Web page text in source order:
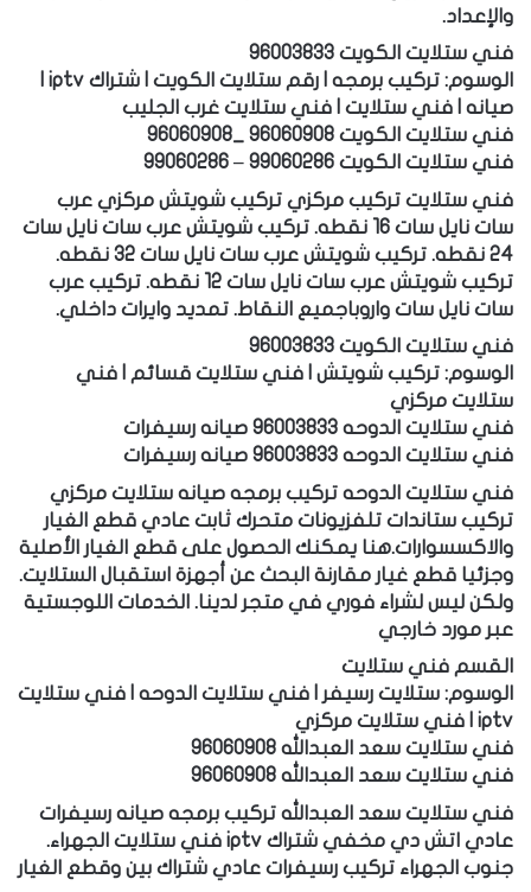
والإعداد.
فني ستلايت الكويت 96003833
صيانه | فني ستلايت | فني ستلايت غرب الجليب
فني ستلايت الكويت 96060908 _96060908
فني ستلايت الكويت 99060286 – 99060286
فني ستلايت تركيب مركزي تركيب شويتش مركزي عرب
سات نايل سات 16 نقطه. تركيب شويتش عرب سات نايل سات
24 نقطه. تركيب شويتش عرب سات نايل سات 32 نقطه.
تركيب شويتش عرب سات نايل سات 12 نقطه. تركيب عرب
سات نايل سات واروباجميع النقاط. تمديد وايرات داخلي.
فني ستلايت الكويت 96003833
الوسوم: تركيب شويتش | فني ستلايت قسائم | فني
ستلايت مركزي
فني ستلايت الدوحه 96003833 صيانه رسيفرات
فني ستلايت الدوحه 96003833 صيانه رسيفرات
فني ستلايت الدوحه تركيب برمجه صيانه ستلايت مركزي
تركيب ستاندات تلفزيونات متحرك ثابت عادي قطع الغيار
والاكسسوارات.هنا يمكنك الحصول على قطع الغيار الأصلية
وجزئيا قطع غيار مقارنة البحث عن أجهزة استقبال الستلايت.
ولكن ليس لشراء فوري في متجر لدينا. الخدمات اللوجستية
عبر مورد خارجي
القسم فني ستلايت
الوسوم: ستلايت رسيفر | فني ستلايت الدوحه | فني ستلايت
iptv | فني ستلايت مركزي
فني ستلايت سعد العبدالله 96060908
فني ستلايت سعد العبدالله 96060908
فني ستلايت سعد العبدالله تركيب برمجه صيانه رسيفرات
عادي اتش دي مخفي شتراك iptv فني ستلايت الجهراء.
جنوب الجهراء تركيب رسيفرات عادي شتراك بين وقطع الغيار